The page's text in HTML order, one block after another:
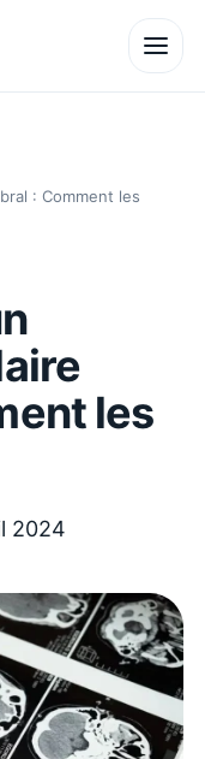
: Comment les
les
2024